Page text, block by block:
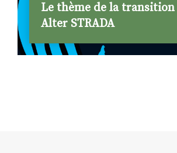
Le thème de la transition
Alter STRADA